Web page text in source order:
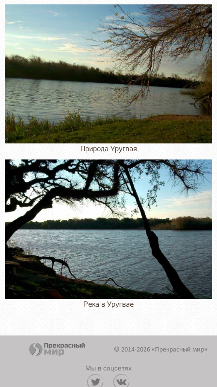
Природа Уругвая
Река в Уругвае
© 2014-2026 «Прекрасный мир»
Мы в соцсетях